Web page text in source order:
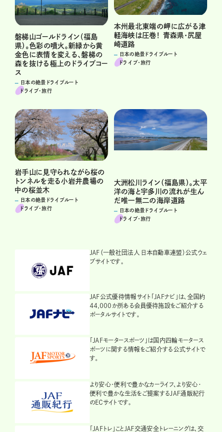
磐梯山ゴールドライン（福島
県）。色彩の噴火。新緑から黄
金色に表情を変える、磐梯の
森を抜ける極上のドライブコー
ス
日本の絶景ドライブルート
ドライブ･旅行
本州最北東端の岬に広がる津
軽海峡は圧巻！ 青森県・尻屋
崎道路
日本の絶景ドライブルート
ドライブ･旅行
岩手山に見守られながら桜の
トンネルを走る小岩井農場の
中の桜並木
日本の絶景ドライブルート
ドライブ･旅行
大洲松川ライン（福島県）。太平
洋の海と宇多川の流れが生ん
だ唯一無二の海岸道路
日本の絶景ドライブルート
ドライブ･旅行
JAF（一般社団法人 日本自動車連盟）公式ウェ
ブサイトです。
JAF公式優待情報サイト「JAFナビ」は、全国約
44,000か所ある会員優待施設をご紹介する
ポータルサイトです。
「JAFモータースポーツ」は国内四輪モータース
ポーツに関する情報をご紹介する公式サイトで
す。
より安心・便利で豊かなカーライフ、より安心・
便利で豊かな生活をご提案するJAF通販紀行
のECサイトです。
「JAFトレ」ことJAF交通安全トレーニングは、交